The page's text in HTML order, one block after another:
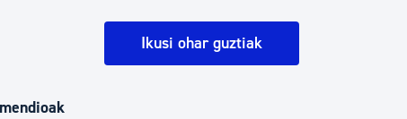
Gune publikoa,
Ikusi ohar guztiak